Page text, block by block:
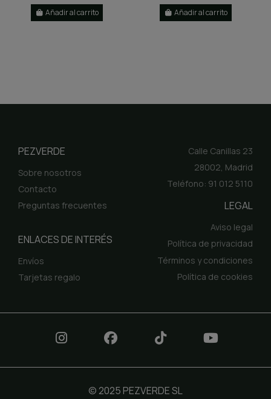
Añadir al carrito Añadir al carrito
PEZVERDE
Sobre nosotros
Contacto
Preguntas frecuentes
ENLACES DE INTERÉS
Envíos
Tarjetas regalo
Calle Canillas 23
28002, Madrid
Teléfono: 91 012 5110
LEGAL
Aviso legal
Política de privacidad
Términos y condiciones
Política de cookies
© 2025 PEZVERDE SL